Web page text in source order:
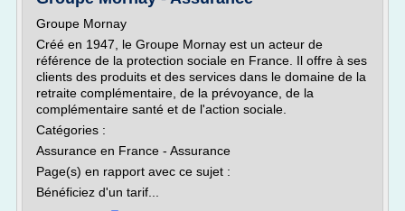
Groupe Mornay
Créé en 1947, le Groupe Mornay est un acteur de
référence de la protection sociale en France. Il offre à ses
clients des produits et des services dans le domaine de la
retraite complémentaire, de la prévoyance, de la
complémentaire santé et de l'action sociale.
Catégories :
Assurance en France - Assurance
Page(s) en rapport avec ce sujet :
Bénéficiez d'un tarif...